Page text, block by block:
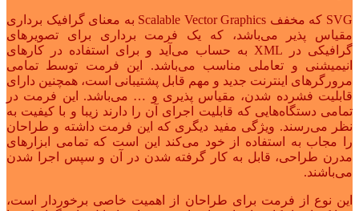
SVG که مخفف Scalable Vector Graphics به معنای گرافیک برداری
مقیاس پذیر می‌باشد، که یک فرمت برداری برای تصویرهای
گرافیکی در XML به حساب می‌آید و برای استفاده در کارهای
انیمیشنی و تعاملی مناسب می‌باشد. این فرمت توسط تمامی
مرورگرهای اینترنت جدید و مهم قابل پشتیبانی است، همچنین دارای
قابلیت فشرده شدن، مقیاس پذیری و … می‌باشد. این فرمت در
تمامی دستگاه‌هایی که قابلیت اجرای آن را دارند زیبا و با کیفیت به
نظر می‌رسند. ویژگی مفید دیگری که این فرمت داشته و طراحان
را مجاب به استفاده از خود می‌کند این است که تمامی ابزارهای
مدرن طراحی، قابل به کار گرفته شدن در آن و سپس اجرا شدن
می‌باشند.
این نوع از فرمت برای طراحان از اهمیت خاصی برخوردار است،